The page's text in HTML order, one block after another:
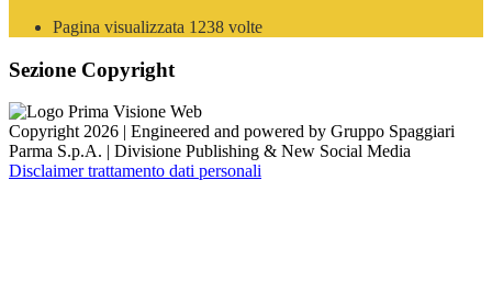
Pagina visualizzata 1238 volte
Sezione Copyright
Copyright 2026 | Engineered and powered by Gruppo Spaggiari
Parma S.p.A. | Divisione Publishing & New Social Media
Disclaimer trattamento dati personali